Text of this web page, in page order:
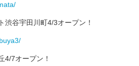
渋谷宇田川町4/3オープン！
4/7オープン！